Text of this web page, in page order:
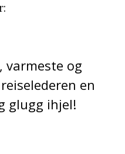
varmeste og
en
glugg ihjel!